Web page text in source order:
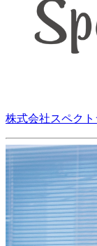
株式会社スペクト